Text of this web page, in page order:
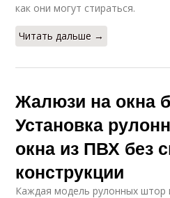
как они могут стираться.
Читать дальше →
Жалюзи на окна
Установка
окна из ПВХ без
конструкции
Каждая модель рулонных штор